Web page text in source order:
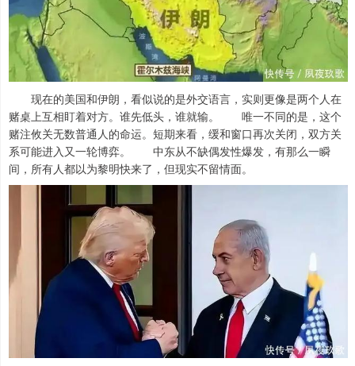
现在的美国和伊朗，看似说的是外交语言，实则更像是两个人在
赌桌上互相盯着对方。谁先低头，谁就输。 唯一不同的是，这个
赌注攸关无数普通人的命运。短期来看，缓和窗口再次关闭，双方关
系可能进入又一轮博弈。 中东从不缺偶发性爆发，有那么一瞬
间，所有人都以为黎明快来了，但现实不留情面。